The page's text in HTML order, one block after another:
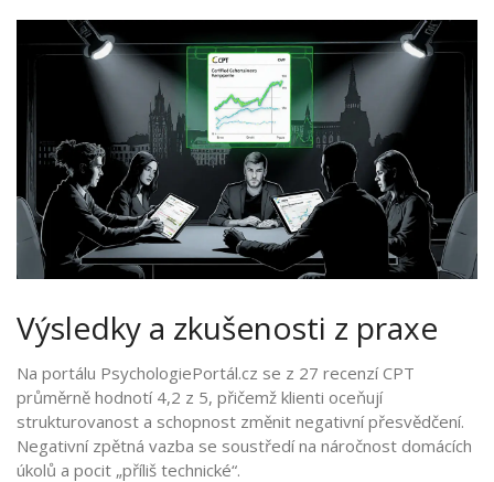
Výsledky a zkušenosti z praxe
Na portálu PsychologiePortál.cz se z 27 recenzí CPT
průměrně hodnotí 4,2 z 5, přičemž klienti oceňují
strukturovanost a schopnost změnit negativní přesvědčení.
Negativní zpětná vazba se soustředí na náročnost domácích
úkolů a pocit „příliš technické“.